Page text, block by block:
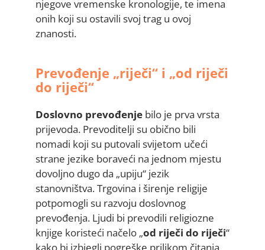
njegove vremenske kronologije, te imena
onih koji su ostavili svoj trag u ovoj
znanosti.
Prevođenje „riječi“ i „od riječi
do riječi“
Doslovno prevođenje bilo je prva vrsta
prijevoda. Prevoditelji su obično bili
nomadi koji su putovali svijetom učeći
strane jezike boraveći na jednom mjestu
dovoljno dugo da „upiju“ jezik
stanovništva. Trgovina i širenje religije
potpomogli su razvoju doslovnog
prevođenja. Ljudi bi prevodili religiozne
knjige koristeći načelo „od riječi do riječi“